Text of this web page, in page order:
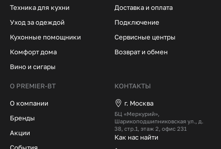
Техника для кухни
Уход за одеждой
Кухонные помощники
Комфорт дома
Вино и сигары
Доставка и оплата
Подключение
Сервисные центры
Возврат и обмен
О PREMIER-BT
О компании
Бренды
Акции
События
КОНТАКТЫ
г. Москва
БЦ «Меркурий»,
Шарикоподшипниковская ул., д.
38, стр.1, этаж 2, офис 231
Как нас найти